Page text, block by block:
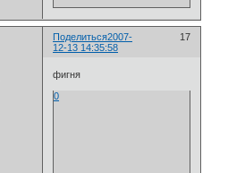
Поделиться 17
2007-
12-13 14:35:58
фигня
0